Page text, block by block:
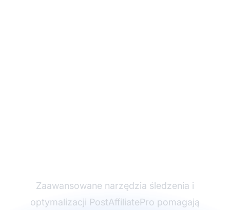
Zaawansowane narzędzia śledzenia i
optymalizacji PostAffiliatePro pomagają